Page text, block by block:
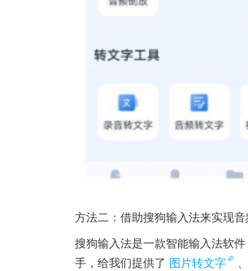
方法二：借助搜狗输入法来实现音
搜狗输入法是一款智能输入法软
手，给我们提供了 图片转文字